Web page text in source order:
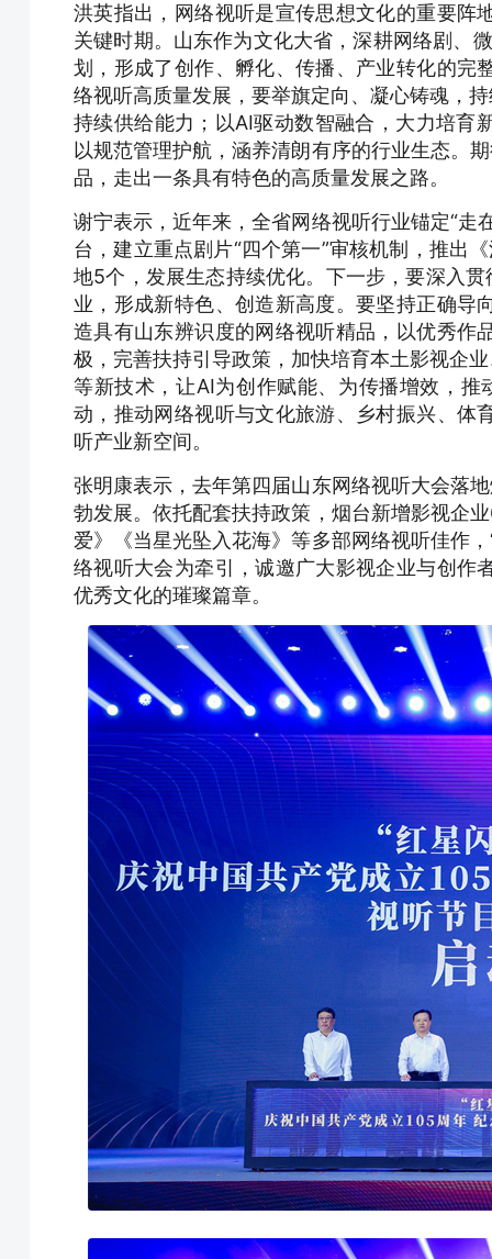
洪英指出，网络视听是宣传思想文化的重要阵
关键时期。山东作为文化大省，深耕网络剧、
划，形成了创作、孵化、传播、产业转化的完
络视听高质量发展，要举旗定向、凝心铸魂，
持续供给能力；以AI驱动数智融合，大力培育
以规范管理护航，涵养清朗有序的行业生态。
品，走出一条具有特色的高质量发展之路。
谢宁表示，近年来，全省网络视听行业锚定“走
台，建立重点剧片“四个第一”审核机制，推出
地5个，发展生态持续优化。下一步，要深入
业，形成新特色、创造新高度。要坚持正确导
造具有山东辨识度的网络视听精品，以优秀作
极，完善扶持引导政策，加快培育本土影视企
等新技术，让AI为创作赋能、为传播增效，
动，推动网络视听与文化旅游、乡村振兴、体
听产业新空间。
张明康表示，去年第四届山东网络视听大会落
勃发展。依托配套扶持政策，烟台新增影视企
爱》《当星光坠入花海》等多部网络视听佳作
络视听大会为牵引，诚邀广大影视企业与创作
优秀文化的璀璨篇章。